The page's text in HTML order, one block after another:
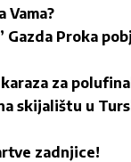
Vama?
Gazda Proka
za
skijalištu u
zadnjice!